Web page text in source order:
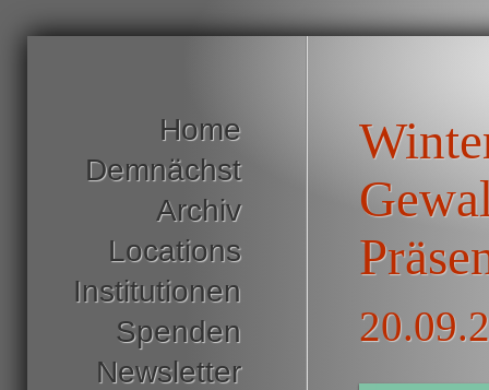
Home
Demnächst
Archiv
Locations
Institutionen
Spenden
Newsletter